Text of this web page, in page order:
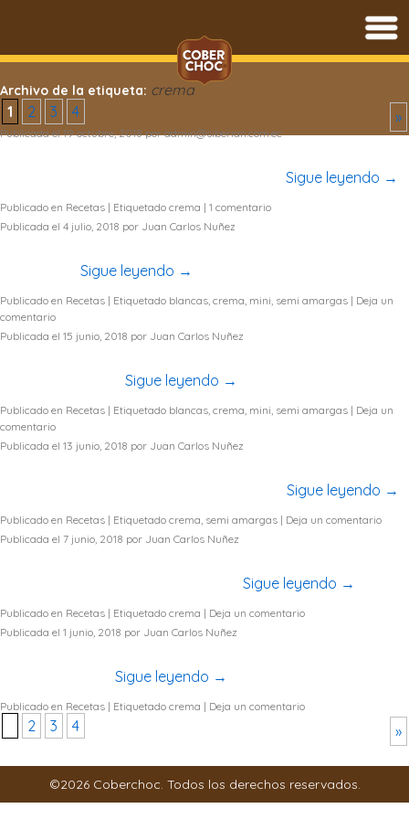
Saltar
contenido
Archivo de la etiqueta: crema
1
2 3 4 »
Publicada el 19 octubre, 2018 por admin@siberian.com.ec
Sigue leyendo →
Publicado en Recetas | Etiquetado crema | 1 comentario
Publicada el 4 julio, 2018 por Juan Carlos Nuñez
Sigue leyendo →
Publicado en Recetas | Etiquetado blancas, crema, mini, semi amargas | Deja un
comentario
Publicada el 15 junio, 2018 por Juan Carlos Nuñez
Sigue leyendo →
Publicado en Recetas | Etiquetado blancas, crema, mini, semi amargas | Deja un
comentario
Publicada el 13 junio, 2018 por Juan Carlos Nuñez
Sigue leyendo →
Publicado en Recetas | Etiquetado crema, semi amargas | Deja un comentario
Publicada el 7 junio, 2018 por Juan Carlos Nuñez
Sigue leyendo →
Publicado en Recetas | Etiquetado crema | Deja un comentario
Publicada el 1 junio, 2018 por Juan Carlos Nuñez
Sigue leyendo →
Publicado en Recetas | Etiquetado crema | Deja un comentario
2 3 4 »
©2026 Coberchoc. Todos los derechos reservados.